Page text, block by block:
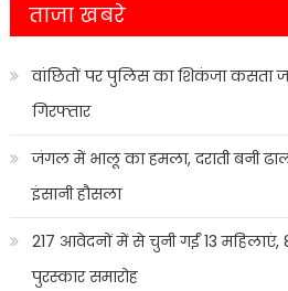
ताजा खबरे
वांछितों पर पुलिस का शिकंजा कसता
गिरफ्तार
जंगल में भालू का हमला, दराती बनी
इंसानी हौसला
217 आवेदनों में से चुनी गईं 13 महिलाएं,
पुरस्कार समारोह